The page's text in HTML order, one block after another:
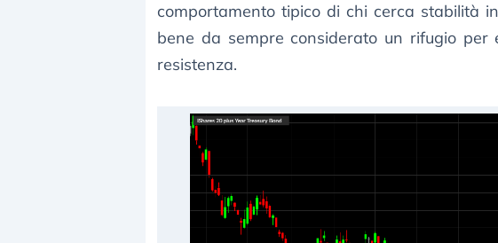
comportamento tipico di chi cerca stabilità
bene da sempre considerato un rifugio per
resistenza.